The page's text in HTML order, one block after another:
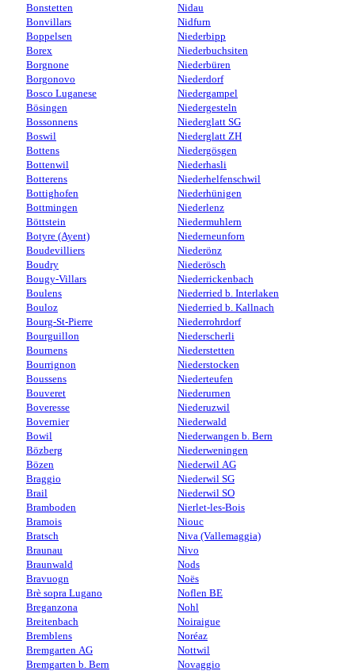
Bonstetten
Bonvillars
Boppelsen
Borex
Borgnone
Borgonovo
Bosco Luganese
Bösingen
Bossonnens
Boswil
Bottens
Bottenwil
Botterens
Bottighofen
Bottmingen
Böttstein
Botyre (Ayent)
Boudevilliers
Boudry
Bougy-Villars
Boulens
Bouloz
Bourg-St-Pierre
Bourguillon
Bournens
Bourrignon
Boussens
Bouveret
Boveresse
Bovernier
Bowil
Bözberg
Bözen
Braggio
Brail
Bramboden
Bramois
Bratsch
Braunau
Braunwald
Bravuogn
Brè sopra Lugano
Breganzona
Breitenbach
Bremblens
Bremgarten AG
Bremgarten b. Bern
Nidau
Nidfurn
Niederbipp
Niederbuchsiten
Niederbüren
Niederdorf
Niedergampel
Niedergesteln
Niederglatt SG
Niederglatt ZH
Niedergösgen
Niederhasli
Niederhelfenschwil
Niederhünigen
Niederlenz
Niedermuhlern
Niederneunforn
Niederönz
Niederösch
Niederrickenbach
Niederried b. Interlaken
Niederried b. Kallnach
Niederrohrdorf
Niederscherli
Niederstetten
Niederstocken
Niederteufen
Niederurnen
Niederuzwil
Niederwald
Niederwangen b. Bern
Niederweningen
Niederwil AG
Niederwil SG
Niederwil SO
Nierlet-les-Bois
Niouc
Niva (Vallemaggia)
Nivo
Nods
Noës
Noflen BE
Nohl
Noiraigue
Noréaz
Nottwil
Novaggio